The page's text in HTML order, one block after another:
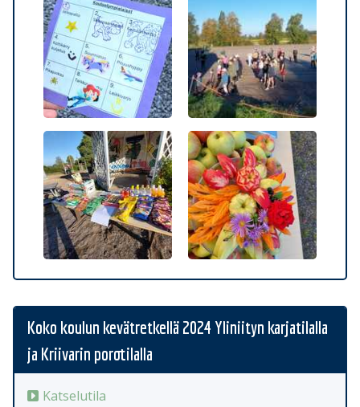
Koko koulun kevätretkellä 2024 Yliniityn karjatilalla
ja Kriivarin porotilalla
Katselutila